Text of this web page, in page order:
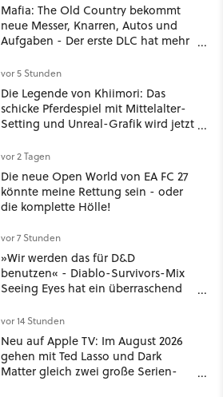
Mafia: The Old Country bekommt
neue Messer, Knarren, Autos und
Aufgaben - Der erste DLC hat mehr
vor 5 Stunden
Die Legende von Khiimori: Das
schicke Pferdespiel mit Mittelalter-
Setting und Unreal-Grafik wird jetzt
vor 2 Tagen
Die neue Open World von EA FC 27
könnte meine Rettung sein - oder
die komplette Hölle!
vor 7 Stunden
»Wir werden das für D&D
benutzen« - Diablo-Survivors-Mix
Seeing Eyes hat ein überraschend
vor 14 Stunden
Neu auf Apple TV: Im August 2026
gehen mit Ted Lasso und Dark
Matter gleich zwei große Serien-